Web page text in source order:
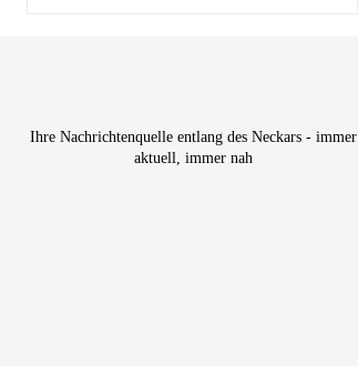
Ihre Nachrichtenquelle entlang des Neckars - immer
aktuell, immer nah